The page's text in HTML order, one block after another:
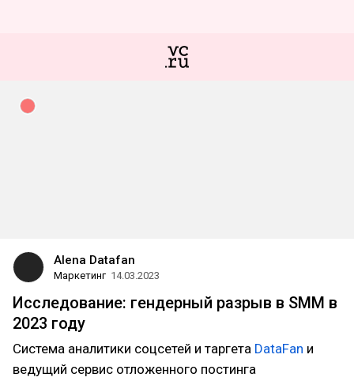
Alena Datafan
Маркетинг 14.03.2023
Исследование: гендерный разрыв в SMM в
2023 году
Система аналитики соцсетей и таргета DataFan и
ведущий сервис отложенного постинга